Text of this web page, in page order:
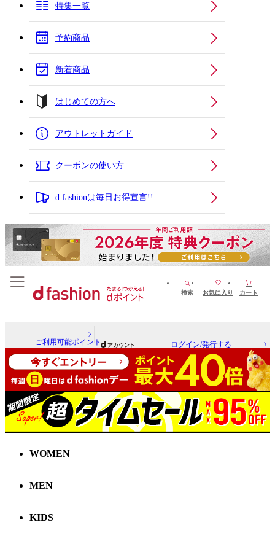
特集一覧
予約商品
新着商品
はじめての方へ
アウトレットガイド
クーポンの使い方
d fashionは毎日お得宣言!!
検索 お気に入り カート
ご利用可能ポイント ログイン/発行する
WOMEN
MEN
KIDS